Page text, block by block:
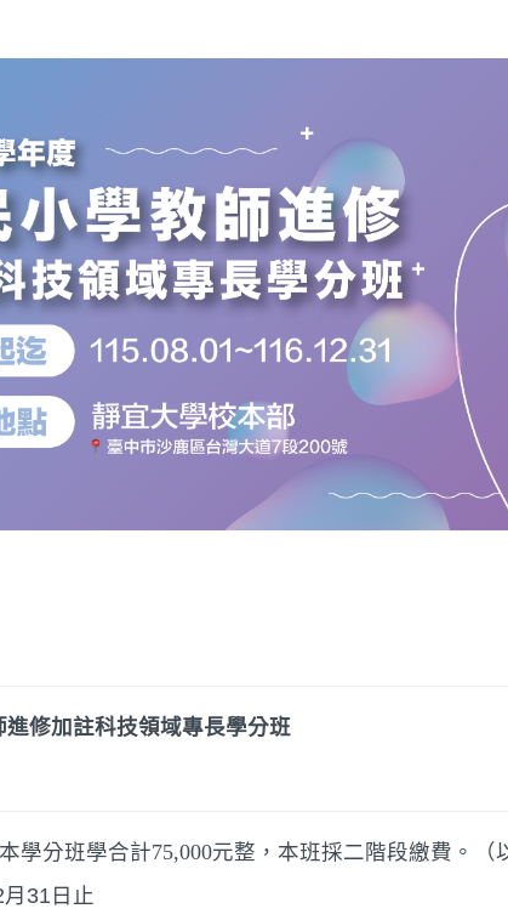
修加註科技領域專長學分班
學分班學合計75,000元整，本班採二階段繳費。
31日止